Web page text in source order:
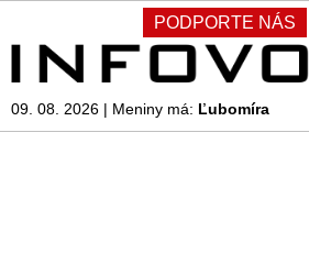
PODPORTE NÁS
09. 08. 2026 | Meniny má: Ľubomíra